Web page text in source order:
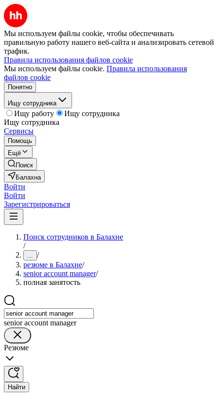
Мы используем файлы cookie, чтобы обеспечивать
правильную работу нашего веб-сайта и анализировать сетевой
трафик.
Правила использования файлов cookie
Мы используем файлы cookie. Правила использования
файлов cookie
Понятно
Ищу сотрудника
Ищу работу
Ищу сотрудника
Ищу сотрудника
Сервисы
Помощь
Ещё
Поиск
Балахна
Войти
Войти
Зарегистрироваться
Поиск сотрудников в Балахне
/
... /
резюме в Балахне/
senior account manager/
полная занятость
senior account manager
Резюме
Найти